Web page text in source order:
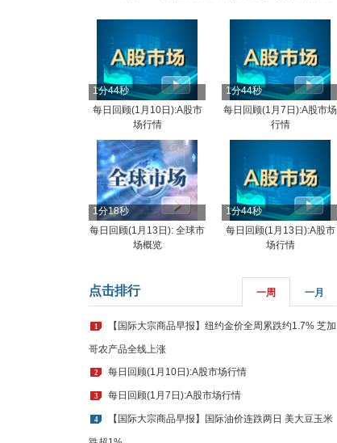
1分44秒
每日回顾(1月10日):A股市
场行情
1分44秒
每日回顾(1月7日):A股市场
行情
1分18秒
每日回顾(1月13日): 全球市
场概览
1分44秒
每日回顾(1月13日):A股市
场行情
点击排行 一周 一月
1 【国际大宗商品早报】纽约金价全周累跌约1.7% 芝加
哥农产品全线上涨
2 每日回顾(1月10日):A股市场行情
3 每日回顾(1月7日):A股市场行情
4 【国际大宗商品早报】国际油价连跌两日 美大豆玉米